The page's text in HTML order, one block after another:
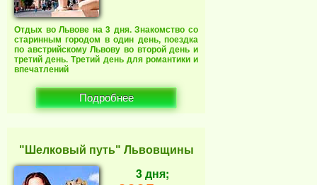
Отдых во Львове на 3 дня. Знакомство со
старинным городом в один день, поездка
по австрийскому Львову во второй день и
третий день. Третий день для романтики и
впечатлений
Подробнее
"Шелковый путь" Львовщины
3 дня;